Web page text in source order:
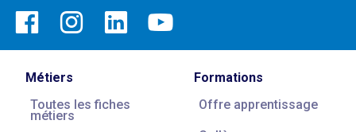
Métiers
Toutes les fiches
métiers
Formations
Offre apprentissage